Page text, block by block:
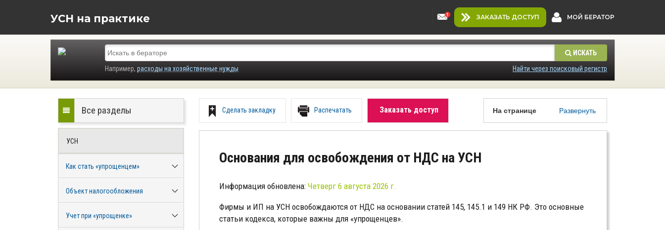
УСН на практике ЗАКАЗАТЬ ДОСТУП МОЙ БЕРАТОР
ИСКАТЬ
Например, расходы на хозяйственные нужды Найти через поисковый регистр
На странице Развернуть
Сделать закладку Распечатать Заказать доступ
Основания для освобождения от НДС на УСН
Информация обновлена: Четверг 6 августа 2026 г.
Фирмы и ИП на УСН освобождаются от НДС на основании статей 145, 145.1 и 149 НК РФ. Это основные
статьи кодекса, которые важны для «упрощенцев».
Все разделы
УСН
Как стать «упрощенцем»
Объект налогообложения
Учет при «упрощенке»